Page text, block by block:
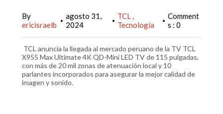
By
ericisraelb
• agosto 31,
2024
• TCL
Tecnología
• Comment
s : 0
TCL anuncia la llegada al mercado peruano de la TV TCL
X955 Max Ultimate 4K QD-Mini LED TV de 115 pulgadas,
con más de 20 mil zonas de atenuación local y 10
parlantes incorporados para asegurar la mejor calidad de
imagen y sonido.